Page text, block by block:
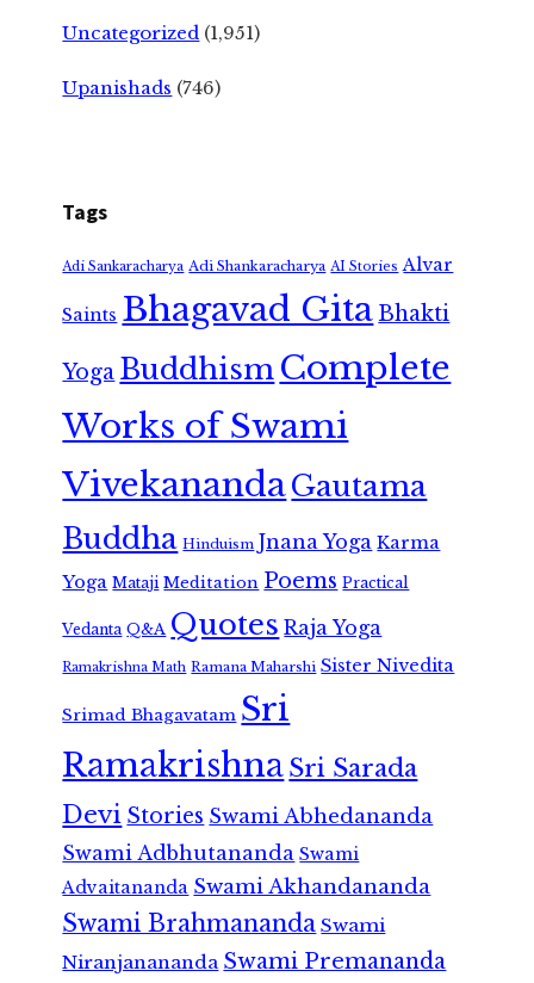
Uncategorized (1,951)
Upanishads (746)
Tags
Adi Sankaracharya Adi Shankaracharya AI Stories Alvar
Saints Bhagavad GitaBhakti
Yoga Buddhism Complete
Works of Swami
VivekanandaGautama
Buddha Hinduism Jnana Yoga Karma
Yoga Mataji Meditation Poems Practical
Vedanta Q&A Quotes Raja Yoga
Ramakrishna Math Ramana Maharshi Sister Nivedita
Srimad Bhagavatam Sri
RamakrishnaSri Sarada
Devi Stories Swami Abhedananda
Swami Adbhutananda Swami
Advaitananda Swami Akhandananda
Swami Brahmananda Swami
Niranjanananda Swami Premananda